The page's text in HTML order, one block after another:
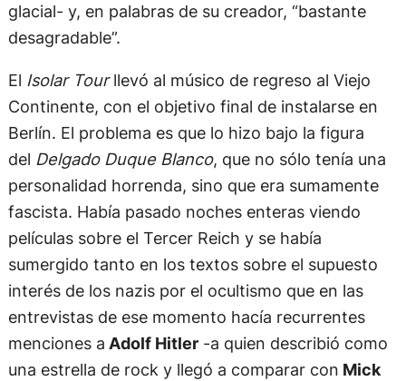
glacial- y, en palabras de su creador, “bastante
desagradable”.
El Isolar Tourllevó al músico de regreso al Viejo
Continente, con el objetivo final de instalarse en
Berlín. El problema es que lo hizo bajo la figura
del Delgado Duque Blanco, que no sólo tenía una
personalidad horrenda, sino que era sumamente
fascista. Había pasado noches enteras viendo
películas sobre el Tercer Reich y se había
sumergido tanto en los textos sobre el supuesto
interés de los nazis por el ocultismo que en las
entrevistas de ese momento hacía recurrentes
menciones a Adolf Hitler-a quien describió como
una estrella de rock y llegó a comparar con Mick